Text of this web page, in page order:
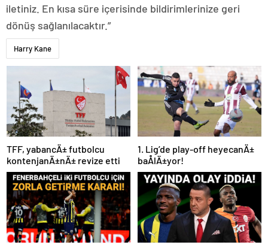
iletiniz. En kısa süre içerisinde bildirimlerinize geri
dönüş sağlanılacaktır.”
Harry Kane
TFF, yabancÄ± futbolcu
kontenjanÄ±nÄ± revize etti
1. Lig’de play-off heyecanÄ±
baÅlÄ±yor!